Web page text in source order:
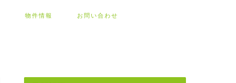
物件情報 お問い合わせ